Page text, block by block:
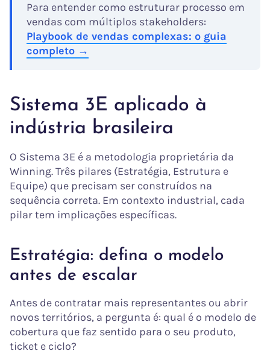
Para entender como estruturar processo em
vendas com múltiplos stakeholders:
Playbook de vendas complexas: o guia
completo →
Sistema 3E aplicado à
indústria brasileira
O Sistema 3E é a metodologia proprietária da
Winning. Três pilares (Estratégia, Estrutura e
Equipe) que precisam ser construídos na
sequência correta. Em contexto industrial, cada
pilar tem implicações específicas.
Estratégia: defina o modelo
antes de escalar
Antes de contratar mais representantes ou abrir
novos territórios, a pergunta é: qual é o modelo de
cobertura que faz sentido para o seu produto,
ticket e ciclo?